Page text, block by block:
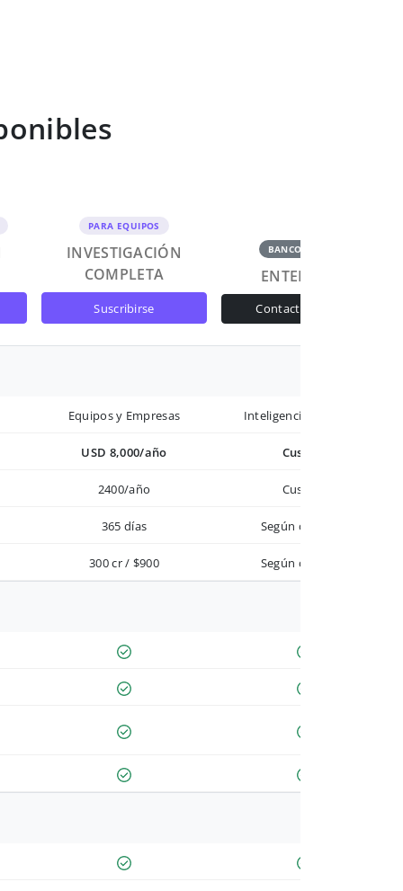
PARA EQUIPOS
INVESTIGACIÓN
COMPLETA
suscribirse
BANCOS Y GOB
ENTERPRISE
contactar ventas
Equipos y Empresas Inteligencia avanzada
USD 8,000/año Custom
2400/año Custom
365 días Según contrato
300 cr / $900 Según contrato